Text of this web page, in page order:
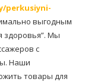
perkusiyni-
выгодным
здоровья”. Мы
с
Наши
товары для